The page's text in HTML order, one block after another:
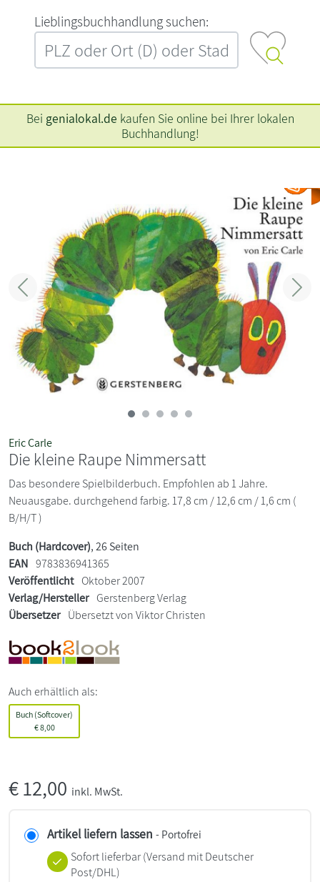
L‍i‍e‍b‍l‍i‍n‍g‍s‍b‍u‍c‍h‍h‍a‍n‍d‍l‍u‍n‍g‍ ‍s‍u‍c‍h‍e‍n‍:‍
Bei genialokal.de kaufen Sie online bei Ihrer lokalen
Buchhandlung!
Zurück
Eric Carle
Die kleine Raupe Nimmersatt
Das besondere Spielbilderbuch. Empfohlen ab 1 Jahre.
Neuausgabe. durchgehend farbig. 17,8 cm / 12,6 cm / 1,6 cm (
B/H/T )
Buch (Hardcover), 26 Seiten
EAN 9783836941365
Veröffentlicht Oktober 2007
Verlag/Hersteller Gerstenberg Verlag
Übersetzer Übersetzt von Viktor Christen
Auch erhältlich als:
Buch (Softcover)
€8,00
€12,00 inkl. MwSt.
Artikel liefern lassen - Portofrei
Sofort lieferbar(Versand mit Deutscher
Post/DHL)